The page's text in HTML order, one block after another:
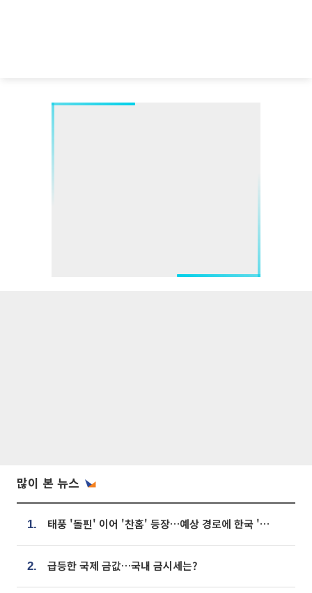
많이 본 뉴스
1. 태풍 '돌핀' 이어 '찬홈' 등장…예상 경로에 한국 '한숨'
2. 급등한 국제 금값…국내 금시세는?